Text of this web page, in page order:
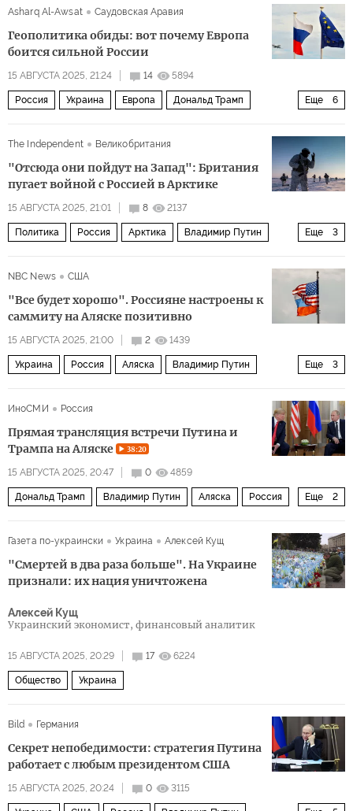
Экономика
Asharq Al-Awsat Саудовская Аравия
Геополитика обиды: вот почему Европа
боится сильной России
15 АВГУСТА 2025, 21:24 14 5894
Еще 6
Россия Украина Европа Дональд Трамп
The Independent Великобритания
"Отсюда они пойдут на Запад": Британия
пугает войной с Россией в Арктике
15 АВГУСТА 2025, 21:01 8 2137
Еще 3
Политика Россия Арктика Владимир Путин
NBC News
США
"Все будет хорошо". Россияне настроены к
саммиту на Аляске позитивно
15 АВГУСТА 2025, 21:00 2 1439
Еще 3
Украина Россия Аляска Владимир Путин
ИноСМИ
Россия
Прямая трансляция встречи Путина и
Трампа на Аляске
38:20
15 АВГУСТА 2025, 20:47 0 4859
Еще 2
Дональд Трамп Владимир Путин Аляска Россия
Газета по-украински
Украина Алексей Кущ
"Смертей в два раза больше". На Украине
признали: их нация уничтожена
Алексей Кущ
Украинский экономист, финансовый аналитик
15 АВГУСТА 2025, 20:29 17 6224
Общество Украина
Bild Германия
Секрет непобедимости: стратегия Путина
работает с любым президентом США
15 АВГУСТА 2025, 20:24 0 3115